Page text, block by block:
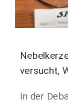
Fraktion
Newsletter
versucht,
In der